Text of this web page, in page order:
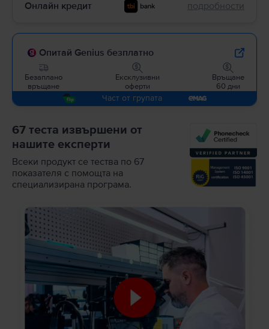
Онлайн кредит подробности
Опитай Genius безплатно
Безаплано
връщане
Ексклузивни
оферти
Връщане
60 дни
Част от групата
67 теста извършени от
нашите експерти
Всеки продукт се тества по 67
показателя с помощта на
специализирана програма.